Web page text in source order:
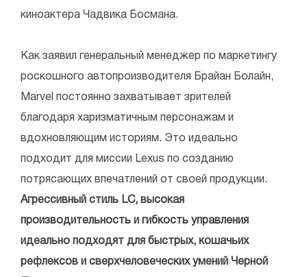
киноактера Чадвика Босмана.
Как заявил генеральный менеджер по маркетингу
роскошного автопроизводителя Брайан Болайн,
Marvel постоянно захватывает зрителей
благодаря харизматичным персонажам и
вдохновляющим историям. Это идеально
подходит для миссии Lexus по созданию
потрясающих впечатлений от своей продукции.
Агрессивный стиль LC, высокая
производительность и гибкость управления
идеально подходят для быстрых, кошачьих
рефлексов и сверхчеловеческих умений Черной